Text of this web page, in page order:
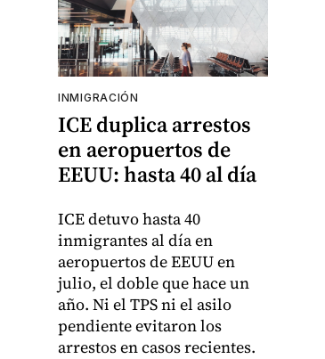
INMIGRACIÓN
ICE duplica arrestos
en aeropuertos de
EEUU: hasta 40 al día
ICE detuvo hasta 40
inmigrantes al día en
aeropuertos de EEUU en
julio, el doble que hace un
año. Ni el TPS ni el asilo
pendiente evitaron los
arrestos en casos recientes.